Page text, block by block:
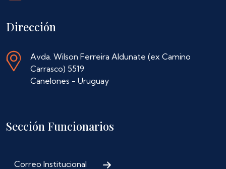
Dirección
Avda. Wilson Ferreira Aldunate (ex Camino
Carrasco) 5519
Canelones - Uruguay
Sección Funcionarios
Correo Institucional